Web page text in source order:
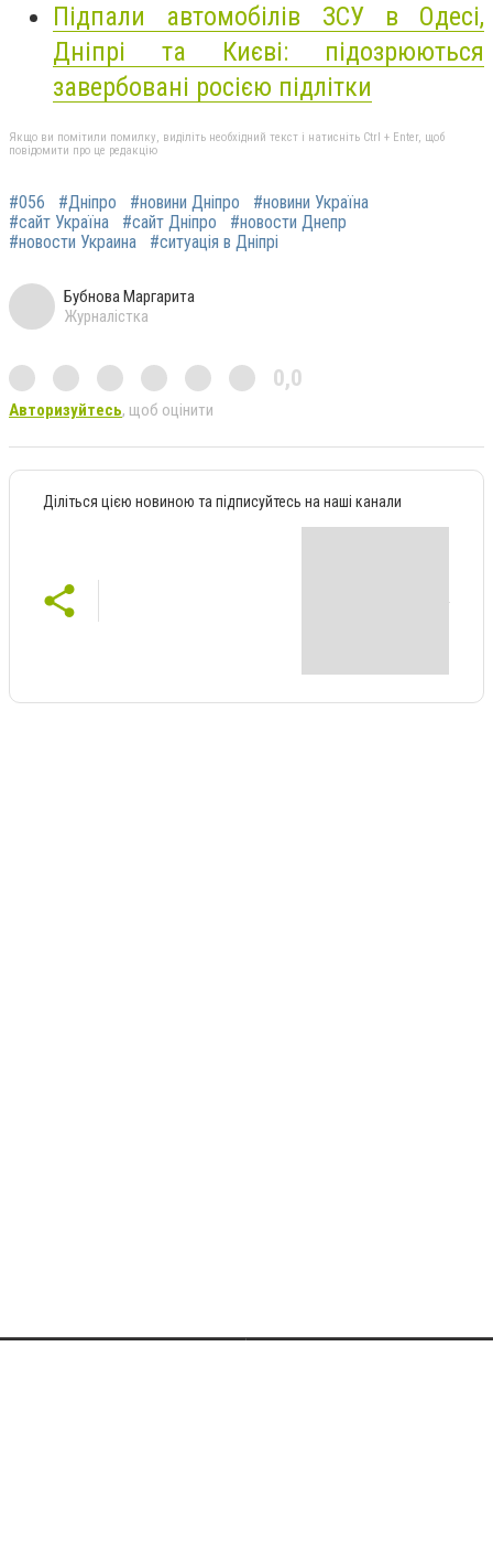
Підпали автомобілів ЗСУ в Одесі,
Дніпрі та Києві: підозрюються
завербовані росією підлітки
Якщо ви помітили помилку, виділіть необхідний текст і натисніть Ctrl + Enter, щоб
повідомити про це редакцію
#056 #Дніпро #новини Дніпро
#новини Україна
#сайт Україна
#сайт Дніпро
#новости Днепр
#новости Украина
#ситуація в Дніпрі
Бубнова Маргарита
Журналістка
0,0
Авторизуйтесь, щоб оцінити
Діліться цією новиною та підписуйтесь на наші канали